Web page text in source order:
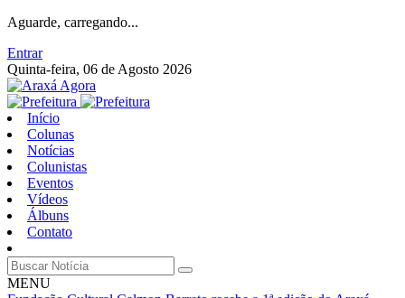
Aguarde, carregando...
Entrar
Quinta-feira, 06 de Agosto 2026
Início
Colunas
Notícias
Colunistas
Eventos
Vídeos
Álbuns
Contato
MENU